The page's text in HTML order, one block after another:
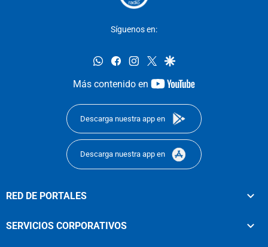
Síguenos en:
whatsappfacebookinstagram
twittergoogle
Más contenido en
youtube-
Descarga nuestra app en
Descarga nuestra app en
RED DE PORTALES
SERVICIOS CORPORATIVOS